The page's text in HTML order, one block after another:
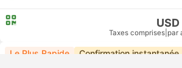
Taxes comprises par
Le Plus Rapide Confirmation instantanée